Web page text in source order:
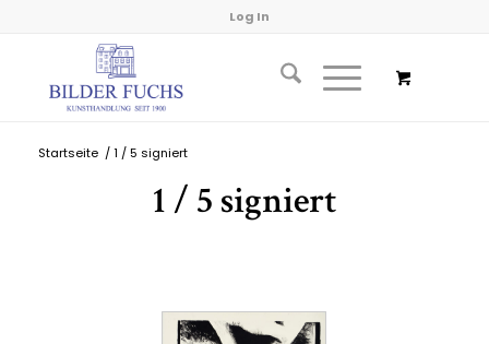
Log In
Startseite / 1 / 5 signiert
1 / 5 signiert